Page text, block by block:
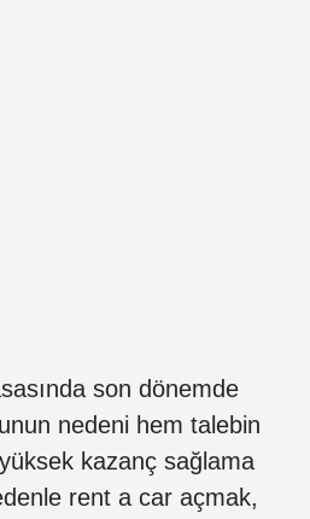
son dönemde
nedeni hem talebin
kazanç sağlama
rent a car açmak,